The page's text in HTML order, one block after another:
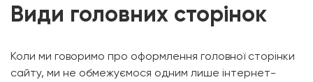
Види головних сторінок
Коли ми говоримо про оформлення головної сторінки
сайту, ми не обмежуємося одним лише інтернет-